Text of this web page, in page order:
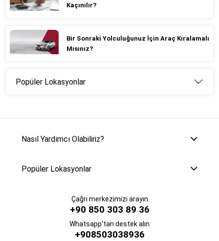
Kaçınılır?
Bir Sonraki Yolculuğunuz İçin Araç Kiralamalı
Mısınız?
Popüler Lokasyonlar
Nasıl Yardımcı Olabiliriz?
Popüler Lokasyonlar
Çağrı merkezimizi arayın
+90 850 303 89 36
Whatsapp'tan destek alın
+908503038936